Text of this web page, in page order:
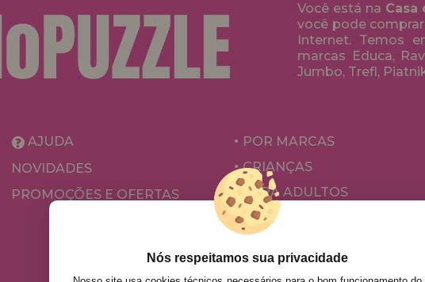
Você está na Casa
você pode
Internet. Temos
marcas Educa,
Jumbo, Trefl,
AJUDA
NOVIDADES
PROMOÇÕES E OFERTAS
POR MARCAS
CRIANÇAS
PARA ADULTOS
POR AUTORES
JOGOS DE TABULEIRO
Nós respeitamos sua privacidade